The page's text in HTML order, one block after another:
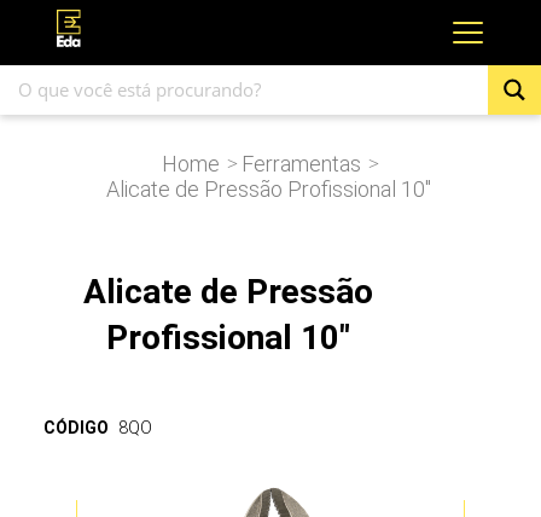
Home > Ferramentas >
Alicate de Pressão Profissional 10″
Alicate de Pressão
Profissional 10"
CÓDIGO 8QO